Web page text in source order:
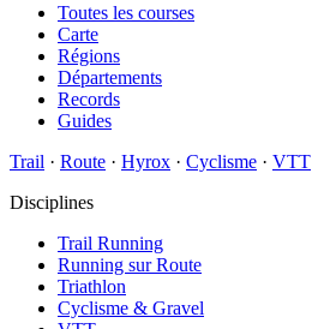
Toutes les courses
Carte
Régions
Départements
Records
Guides
Trail · Route · Hyrox · Cyclisme · VTT
Disciplines
Trail Running
Running sur Route
Triathlon
Cyclisme & Gravel